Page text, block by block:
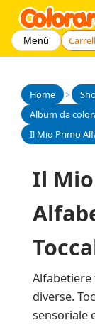
Menù
Home >
Album da
Il Mio Primo
Il
diverse.
sensoriale